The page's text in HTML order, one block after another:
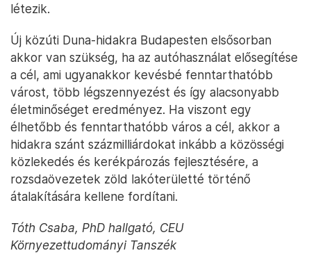
létezik.
Új közúti Duna-hidakra Budapesten elsősorban
akkor van szükség, ha az autóhasználat elősegítése
a cél, ami ugyanakkor kevésbé fenntarthatóbb
várost, több légszennyezést és így alacsonyabb
életminőséget eredményez. Ha viszont egy
élhetőbb és fenntarthatóbb város a cél, akkor a
hidakra szánt százmilliárdokat inkább a közösségi
közlekedés és kerékpározás fejlesztésére, a
rozsdaövezetek zöld lakóterületté történő
átalakítására kellene fordítani.
Tóth Csaba, PhD hallgató, CEU
Környezettudományi Tanszék